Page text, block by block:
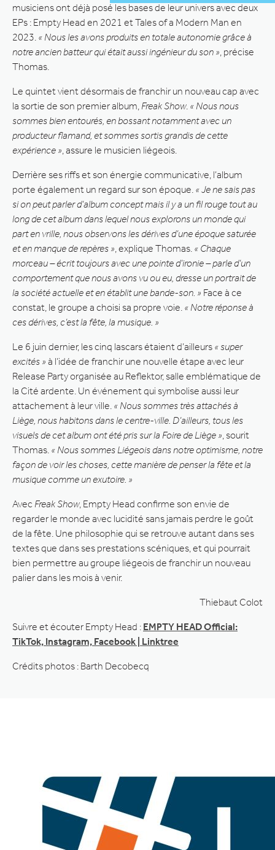
musiciens ont déjà posé les bases de leur univers avec deux
EPs : Empty Head en 2021 et Tales of a Modern Man en
2023. « Nous les avons produits en totale autonomie grâce à
notre ancien batteur qui était aussi ingénieur du son » , précise
Thomas.
Le quintet vient désormais de franchir un nouveau cap avec
la sortie de son premier album, Freak Show. « Nous nous
sommes bien entourés, en bossant notamment avec un
producteur flamand, et sommes sortis grandis de cette
expérience » , assure le musicien liégeois.
Derrière ses riffs et son énergie communicative, l’album
porte également un regard sur son époque. « Je ne sais pas
si on peut parler d’album concept mais il y a un fil rouge tout au
long de cet album dans lequel nous explorons un monde qui
part en vrille, nous observons les dérives d’une époque saturée
et en manque de repères » , explique Thomas. « Chaque
morceau – écrit toujours avec une pointe d’ironie – parle d’un
comportement que nous avons vu ou eu, dresse un portrait de
la société actuelle et en établit une bande-son. » Face à ce
constat, le groupe a choisi sa propre voie. « Notre réponse à
ces dérives, c’est la fête, la musique. »
Le 6 juin dernier, les cinq lascars étaient d’ailleurs « super
excités » à l’idée de franchir une nouvelle étape avec leur
Release Party organisée au Reflektor, salle emblématique de
la Cité ardente. Un événement qui symbolise aussi leur
attachement à leur ville. « Nous sommes très attachés à
Liège, nous habitons dans le centre-ville. D’ailleurs, tous les
visuels de cet album ont été pris sur la Foire de Liège » , sourit
Thomas. « Nous sommes Liégeois dans notre optimisme, notre
façon de voir les choses, cette manière de penser la fête et la
musique comme un exutoire. »
Avec Freak Show, Empty Head confirme son envie de
regarder le monde avec lucidité sans jamais perdre le goût
de la fête. Une philosophie qui se retrouve autant dans ses
textes que dans ses prestations scéniques, et qui pourrait
bien permettre au groupe liégeois de franchir un nouveau
palier dans les mois à venir.
Thiebaut Colot
Suivre et écouter Empty Head : EMPTY HEAD Official:
TikTok, Instagram, Facebook | Linktree
Crédits photos : Barth Decobecq